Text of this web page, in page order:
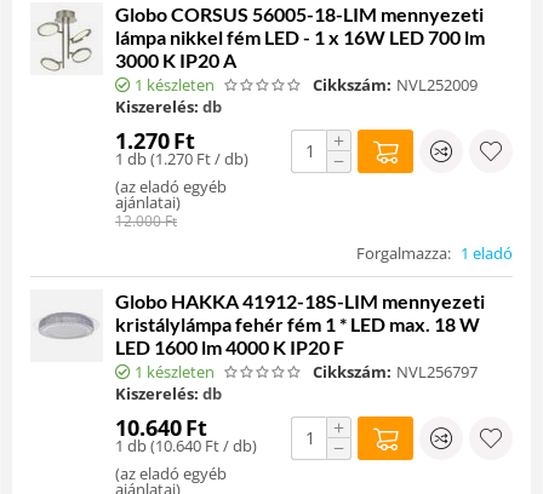
Globo CORSUS 56005-18-LIM mennyezeti
lámpa nikkel fém LED - 1 x 16W LED 700 lm
3000 K IP20 A
1 készleten Cikkszám: NVL252009
Kiszerelés: db
1.270Ft
1 db (1.270 Ft/ db)
(az eladó egyéb
ajánlatai)
12.000Ft
+
−
Forgalmazza: 1 eladó
Globo HAKKA 41912-18S-LIM mennyezeti
kristálylámpa fehér fém 1 * LED max. 18 W
LED 1600 lm 4000 K IP20 F
1 készleten Cikkszám: NVL256797
Kiszerelés: db
10.640Ft
1 db (10.640 Ft/ db)
(az eladó egyéb
ajánlatai)
+
−